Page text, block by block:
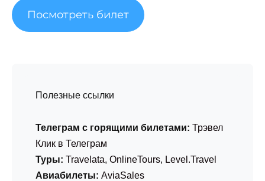
Посмотреть билет
Полезные ссылки
Телеграм с горящими билетами: Трэвел
Клик в Телеграм
Туры: Travelata, OnlineTours, Level.Travel
Авиабилеты: AviaSales